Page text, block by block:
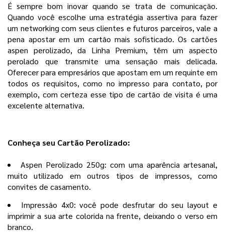
É sempre bom inovar quando se trata de comunicação.
Quando você escolhe uma estratégia assertiva para fazer
um networking com seus clientes e futuros parceiros, vale a
pena apostar em um cartão mais sofisticado. Os cartões
aspen perolizado, da Linha Premium, têm um aspecto
perolado que transmite uma sensação mais delicada.
Oferecer para empresários que apostam em um requinte em
todos os requisitos, como no impresso para contato, por
exemplo, com certeza esse tipo de cartão de visita é uma
excelente alternativa.
Conheça seu Cartão Perolizado:
Aspen Perolizado 250g: com uma aparência artesanal,
muito utilizado em outros tipos de impressos, como
convites de casamento.
Impressão 4x0: você pode desfrutar do seu layout e
imprimir a sua arte colorida na frente, deixando o verso em
branco.